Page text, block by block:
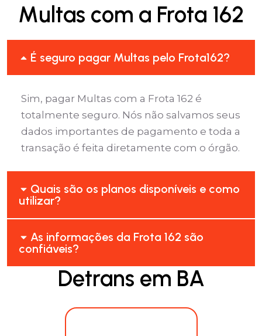
Multas com a Frota 162
É seguro pagar Multas pelo Frota162?
Sim, pagar Multas com a Frota 162 é
totalmente seguro. Nós não salvamos seus
dados importantes de pagamento e toda a
transação é feita diretamente com o órgão.
Quais são os planos disponíveis e como
utilizar?
As informações da Frota 162 são
confiáveis?
Detrans em BA